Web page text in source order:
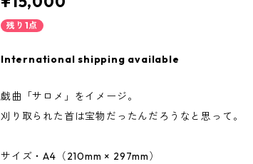
残り1点
International shipping available
戯曲「サロメ」をイメージ。
刈り取られた首は宝物だったんだろうなと思って。
サイズ・A4（210mm × 297mm）